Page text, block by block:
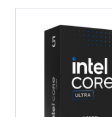
Sở hữu một diện
giản mà nó còn